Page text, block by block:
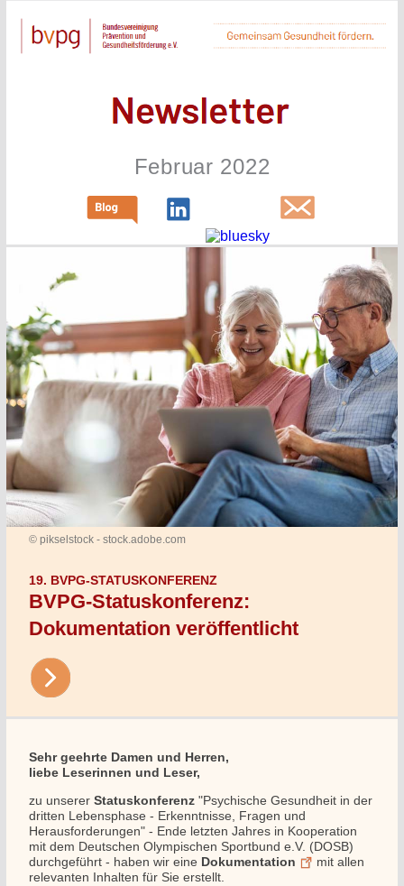
Februar 2022
© pikselstock - stock.adobe.com
19. BVPG-STATUSKONFERENZ
BVPG-Statuskonferenz:
Dokumentation veröffentlicht
Sehr geehrte Damen und Herren,
liebe Leserinnen und Leser,
zu unserer Statuskonferenz "Psychische Gesundheit in der
dritten Lebensphase - Erkenntnisse, Fragen und
Herausforderungen" - Ende letzten Jahres in Kooperation
mit dem Deutschen Olympischen Sportbund e.V. (DOSB)
durchgeführt - haben wir eine Dokumentation
mit allen
relevanten Inhalten für Sie erstellt.